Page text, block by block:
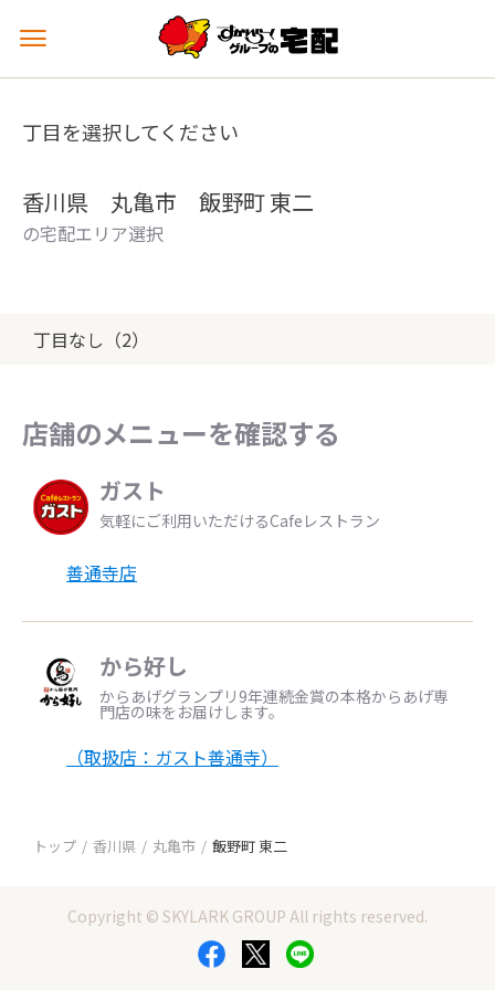
メ
ュ
を
丁目を選択してください
香川県 丸亀市 飯野町 東二
の宅配エリア選択
丁目なし（2）
店舗のメニューを確認する
ガスト
気軽にご利用いただけるCafeレストラン
善通寺店
から好し
からあげグランプリ9年連続金賞の本格からあげ専
門店の味をお届けします。
（取扱店：ガスト善通寺）
トップ 香川県 丸亀市 飯野町 東二
Copyright © SKYLARK GROUP All rights reserved.